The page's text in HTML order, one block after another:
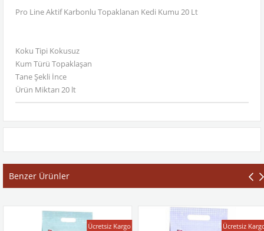
Pro Line Aktif Karbonlu Topaklanan Kedi Kumu 20 Lt
Koku Tipi Kokusuz
Kum Türü Topaklaşan
Tane Şekli İnce
Ürün Miktarı 20 lt
Benzer Ürünler
Ücretsiz Kargo Ücretsiz Kargo